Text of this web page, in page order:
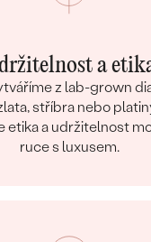
a
z lab-grown
stříbra nebo
etika a udržitelnost
ruce s luxusem.